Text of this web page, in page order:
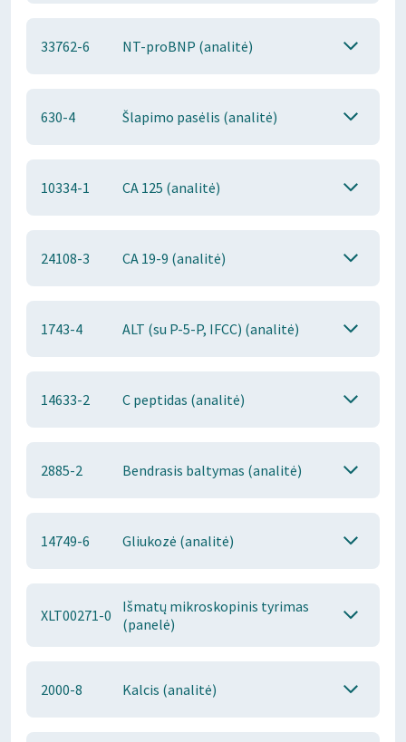
33762-6 NT-proBNP (analitė)
630-4 Šlapimo pasėlis (analitė)
10334-1 CA 125 (analitė)
24108-3 CA 19-9 (analitė)
1743-4 ALT (su P-5-P, IFCC) (analitė)
14633-2 C peptidas (analitė)
2885-2 Bendrasis baltymas (analitė)
14749-6 Gliukozė (analitė)
XLT00271-0
Išmatų mikroskopinis tyrimas
(panelė)
2000-8 Kalcis (analitė)